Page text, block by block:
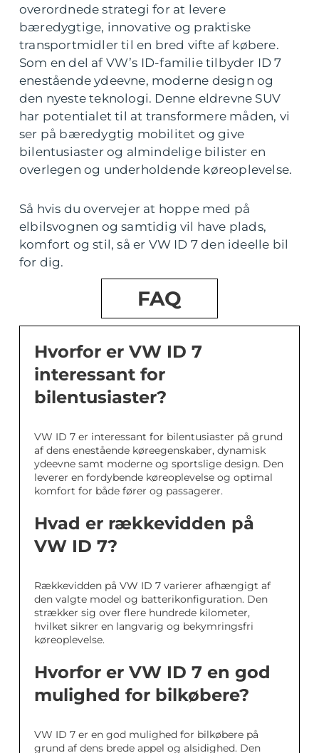
overordnede strategi for at levere
bæredygtige, innovative og praktiske
transportmidler til en bred vifte af købere.
Som en del af VW’s ID-familie tilbyder ID 7
enestående ydeevne, moderne design og
den nyeste teknologi. Denne eldrevne SUV
har potentialet til at transformere måden, vi
ser på bæredygtig mobilitet og give
bilentusiaster og almindelige bilister en
overlegen og underholdende køreoplevelse.
Så hvis du overvejer at hoppe med på
elbilsvognen og samtidig vil have plads,
komfort og stil, så er VW ID 7 den ideelle bil
for dig.
FAQ
Hvorfor er VW ID 7
interessant for
bilentusiaster?
VW ID 7 er interessant for bilentusiaster på grund
af dens enestående køreegenskaber, dynamisk
ydeevne samt moderne og sportslige design. Den
leverer en fordybende køreoplevelse og optimal
komfort for både fører og passagerer.
Hvad er rækkevidden på
VW ID 7?
Rækkevidden på VW ID 7 varierer afhængigt af
den valgte model og batterikonfiguration. Den
strækker sig over flere hundrede kilometer,
hvilket sikrer en langvarig og bekymringsfri
køreoplevelse.
Hvorfor er VW ID 7 en god
mulighed for bilkøbere?
VW ID 7 er en god mulighed for bilkøbere på
grund af dens brede appel og alsidighed. Den